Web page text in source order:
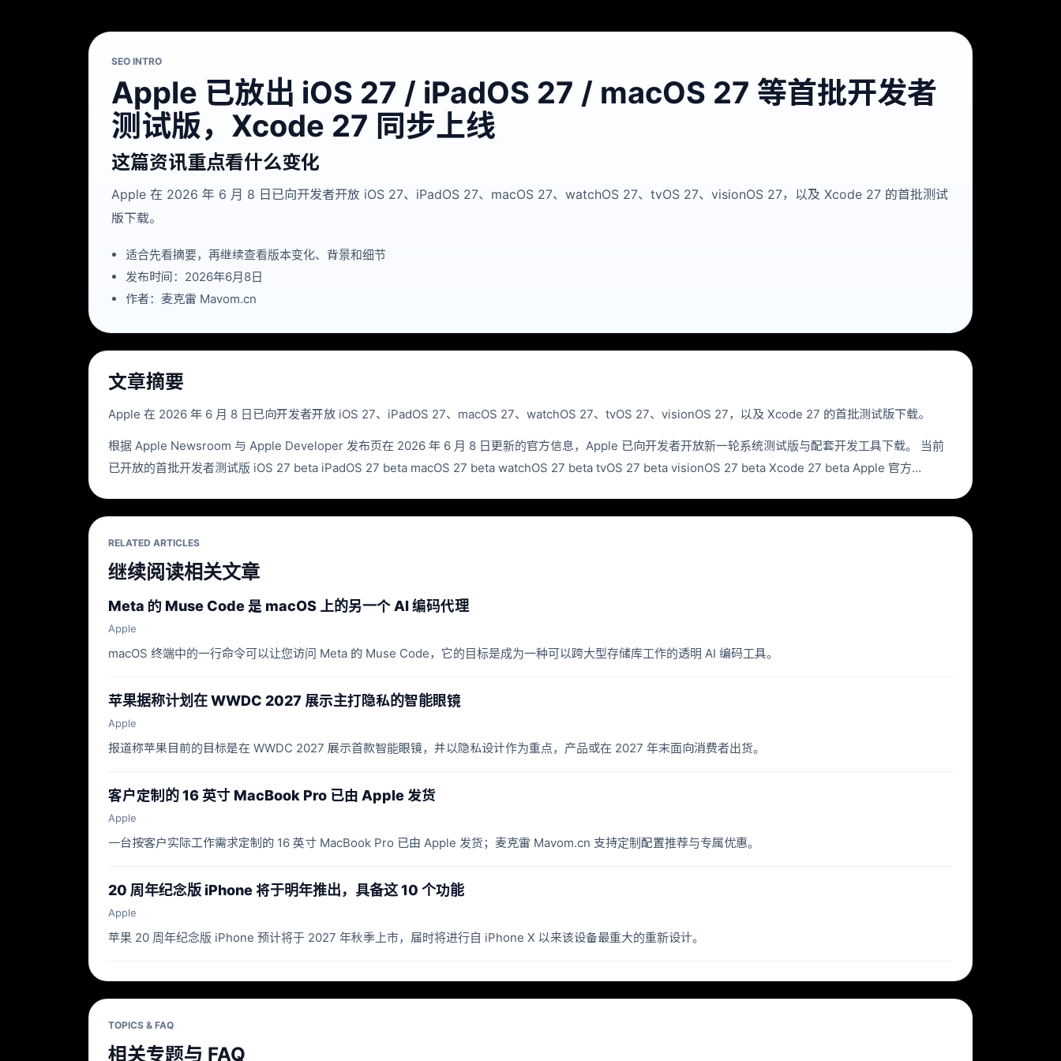
SEO INTRO
Apple 已放出 iOS 27 / iPadOS 27 / macOS 27 等首批开发者
测试版，Xcode 27 同步上线
这篇资讯重点看什么变化
Apple 在 2026 年 6 月 8 日已向开发者开放 iOS 27、iPadOS 27、macOS 27、watchOS 27、tvOS 27、visionOS 27，以及 Xcode 27 的首批测试
版下载。
适合先看摘要，再继续查看版本变化、背景和细节
发布时间：2026年6月8日
作者：麦克雷 Mavom.cn
文章摘要
Apple 在 2026 年 6 月 8 日已向开发者开放 iOS 27、iPadOS 27、macOS 27、watchOS 27、tvOS 27、visionOS 27，以及 Xcode 27 的首批测试版下载。
根据 Apple Newsroom 与 Apple Developer 发布页在 2026 年 6 月 8 日更新的官方信息，Apple 已向开发者开放新一轮系统测试版与配套开发工具下载。 当前
已开放的首批开发者测试版 iOS 27 beta iPadOS 27 beta macOS 27 beta watchOS 27 beta tvOS 27 beta visionOS 27 beta Xcode 27 beta Apple 官方…
RELATED ARTICLES
继续阅读相关文章
Meta 的 Muse Code 是 macOS 上的另一个 AI 编码代理
Apple
macOS 终端中的一行命令可以让您访问 Meta 的 Muse Code，它的目标是成为一种可以跨大型存储库工作的透明 AI 编码工具。
苹果据称计划在 WWDC 2027 展示主打隐私的智能眼镜
Apple
报道称苹果目前的目标是在 WWDC 2027 展示首款智能眼镜，并以隐私设计作为重点，产品或在 2027 年末面向消费者出货。
客户定制的 16 英寸 MacBook Pro 已由 Apple 发货
Apple
一台按客户实际工作需求定制的 16 英寸 MacBook Pro 已由 Apple 发货；麦克雷 Mavom.cn 支持定制配置推荐与专属优惠。
20 周年纪念版 iPhone 将于明年推出，具备这 10 个功能
Apple
苹果 20 周年纪念版 iPhone 预计将于 2027 年秋季上市，届时将进行自 iPhone X 以来该设备最重大的重新设计。
TOPICS & FAQ
相关专题与 FAQ